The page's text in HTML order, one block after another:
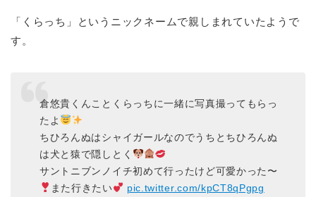
「くらっち」というニックネームで親しまれていたようで
す。
倉悠貴くんことくらっちに一緒に写真撮ってもらっ
たよ
ちひろんぬはシャイガールなのでうちとちひろんぬ
は犬と猿で隠しとく
サントニブンノイチ初めて行ったけど可愛かった〜
また行きたい
pic.twitter.com/kpCT8qPgpg